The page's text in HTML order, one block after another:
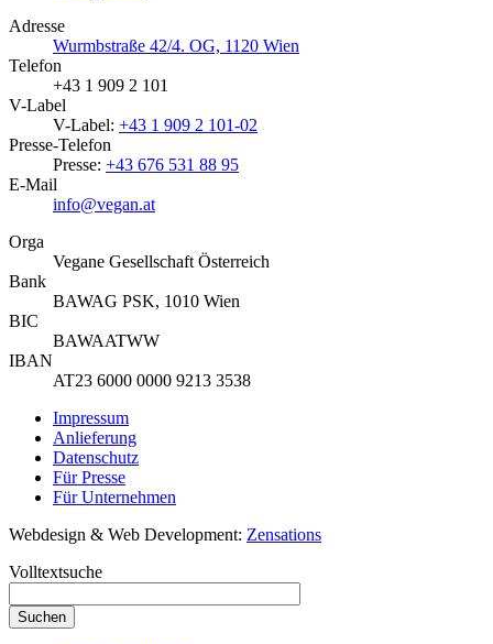
Adresse
Wurmbstraße 42/4. OG, 1120 Wien
Telefon
+43 1 909 2 101
V-Label
V-Label: +43 1 909 2 101-02
Presse-Telefon
Presse: +43 676 531 88 95
E-Mail
info@vegan.at
Orga
Vegane Gesellschaft Österreich
Bank
BAWAG PSK, 1010 Wien
BIC
BAWAATWW
IBAN
AT23 6000 0000 9213 3538
Impressum
Anlieferung
Datenschutz
Für Presse
Für Unternehmen
Webdesign & Web Development: Zensations
Volltextsuche